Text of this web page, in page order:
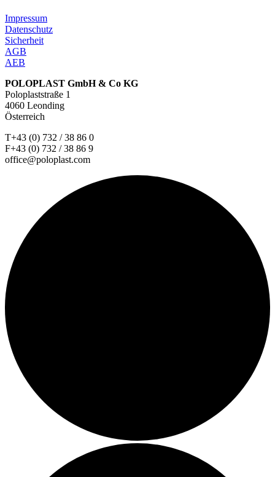
Impressum
Datenschutz
Sicherheit
AGB
AEB
POLOPLAST GmbH & Co KG
Poloplaststraße 1
4060 Leonding
Österreich
T+43 (0) 732 / 38 86 0
F+43 (0) 732 / 38 86 9
office@poloplast.com